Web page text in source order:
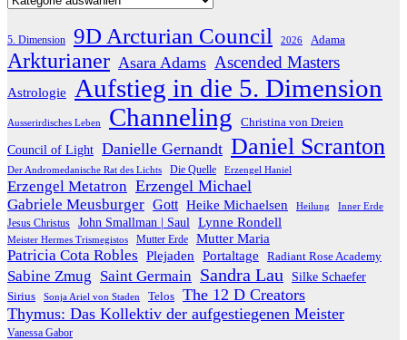
5. Dimension 9D Arcturian Council 2026 Adama
Arkturianer Asara Adams Ascended Masters
Astrologie Aufstieg in die 5. Dimension
Ausserirdisches Leben Channeling Christina von Dreien
Council of Light Danielle Gernandt Daniel Scranton
Der Andromedanische Rat des Lichts Die Quelle Erzengel Haniel
Erzengel Metatron Erzengel Michael
Gabriele Meusburger Gott Heike Michaelsen Heilung Inner Erde
Jesus Christus John Smallman | Saul Lynne Rondell
Meister Hermes Trismegistos Mutter Erde Mutter Maria
Patricia Cota Robles Plejaden Portaltage Radiant Rose Academy
Sabine Zmug Saint Germain Sandra Lau Silke Schaefer
Sirius Sonja Ariel von Staden Telos The 12 D Creators
Thymus: Das Kollektiv der aufgestiegenen Meister
Vanessa Gabor